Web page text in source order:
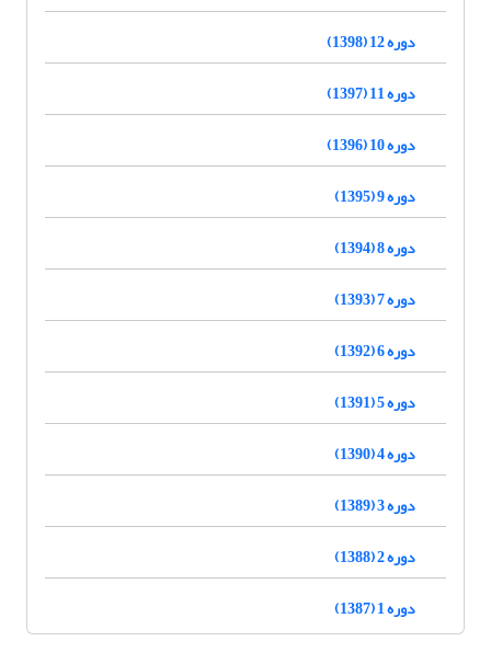
دوره 12 (1398)
دوره 11 (1397)
دوره 10 (1396)
دوره 9 (1395)
دوره 8 (1394)
دوره 7 (1393)
دوره 6 (1392)
دوره 5 (1391)
دوره 4 (1390)
دوره 3 (1389)
دوره 2 (1388)
دوره 1 (1387)